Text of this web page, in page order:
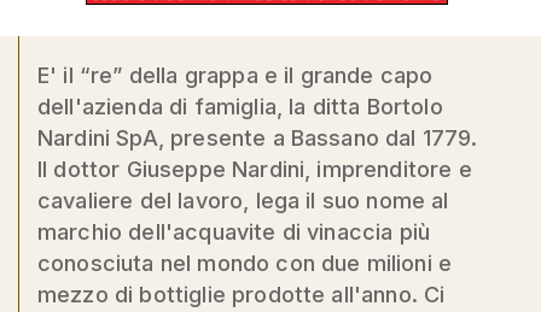
E' il “re” della grappa e il grande capo
dell'azienda di famiglia, la ditta Bortolo
Nardini SpA, presente a Bassano dal 1779.
Il dottor Giuseppe Nardini, imprenditore e
cavaliere del lavoro, lega il suo nome al
marchio dell'acquavite di vinaccia più
conosciuta nel mondo con due milioni e
mezzo di bottiglie prodotte all'anno. Ci